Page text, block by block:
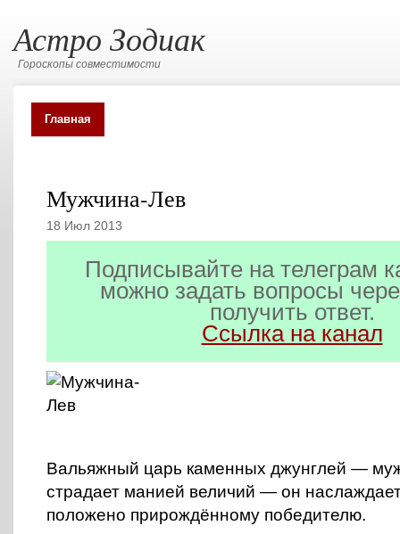
Астро Зодиак
Гороскопы совместимости
Главная
Мужчина-Лев
18 Июл 2013
Подписывайте на телеграм
можно задать вопросы
получить ответ.
Ссылка на канал
Вальяжный царь каменных джунглей —
страдает манией величий — он
положено прирождённому победителю.